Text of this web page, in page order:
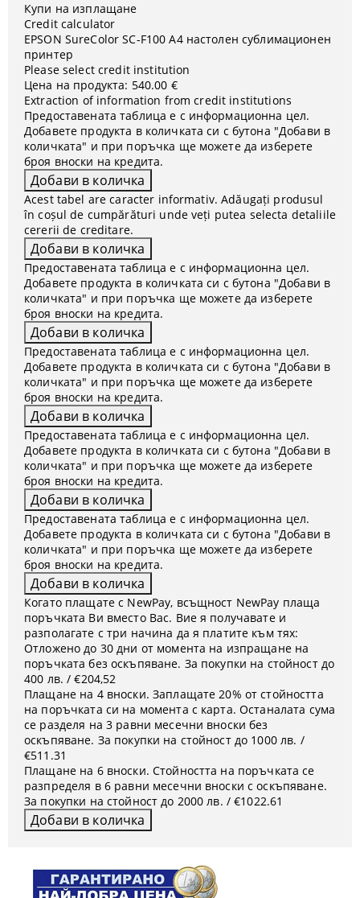
Купи на изплащане
Credit calculator
EPSON SureColor SC-F100 A4 настолен сублимационен
принтер
Please select credit institution
Цена на продукта: 540.00 €
Extraction of information from credit institutions
Предоставената таблица е с информационна цел.
Добавете продукта в количката си с бутона "Добави в
количката" и при поръчка ще можете да изберете
броя вноски на кредита.
Acest tabel are caracter informativ. Adăugați produsul
în coșul de cumpărături unde veți putea selecta detaliile
cererii de creditare.
Предоставената таблица е с информационна цел.
Добавете продукта в количката си с бутона "Добави в
количката" и при поръчка ще можете да изберете
броя вноски на кредита.
Предоставената таблица е с информационна цел.
Добавете продукта в количката си с бутона "Добави в
количката" и при поръчка ще можете да изберете
броя вноски на кредита.
Предоставената таблица е с информационна цел.
Добавете продукта в количката си с бутона "Добави в
количката" и при поръчка ще можете да изберете
броя вноски на кредита.
Предоставената таблица е с информационна цел.
Добавете продукта в количката си с бутона "Добави в
количката" и при поръчка ще можете да изберете
броя вноски на кредита.
Когато плащате с NewPay, всъщност NewPay плаща
поръчката Ви вместо Вас. Вие я получавате и
разполагате с три начина да я платите към тях:
Отложено до 30 дни от момента на изпращане на
поръчката без оскъпяване. За покупки на стойност до
400 лв. / €204,52
Плащане на 4 вноски. Заплащате 20% от стойността
на поръчката си на момента с карта. Останалата сума
се разделя на 3 равни месечни вноски без
оскъпяване. За покупки на стойност до 1000 лв. /
€511.31
Плащане на 6 вноски. Стойността на поръчката се
разпределя в 6 равни месечни вноски с оскъпяване.
За покупки на стойност до 2000 лв. / €1022.61